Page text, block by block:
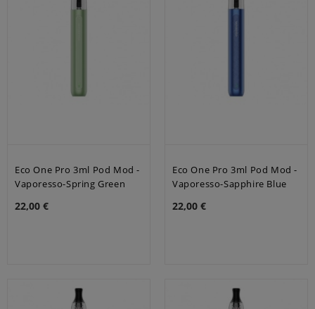
Eco One Pro 3ml Pod Mod -
Vaporesso-Spring Green
22,00 €
Eco One Pro 3ml Pod Mod -
Vaporesso-Sapphire Blue
22,00 €